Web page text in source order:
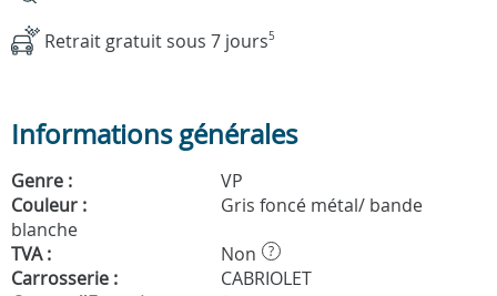
Retrait gratuit sous 7 jours5
Informations générales
Genre :
VP
Couleur :
Gris foncé métal/ bande
blanche
TVA :
Non ?
Carrosserie :
CABRIOLET